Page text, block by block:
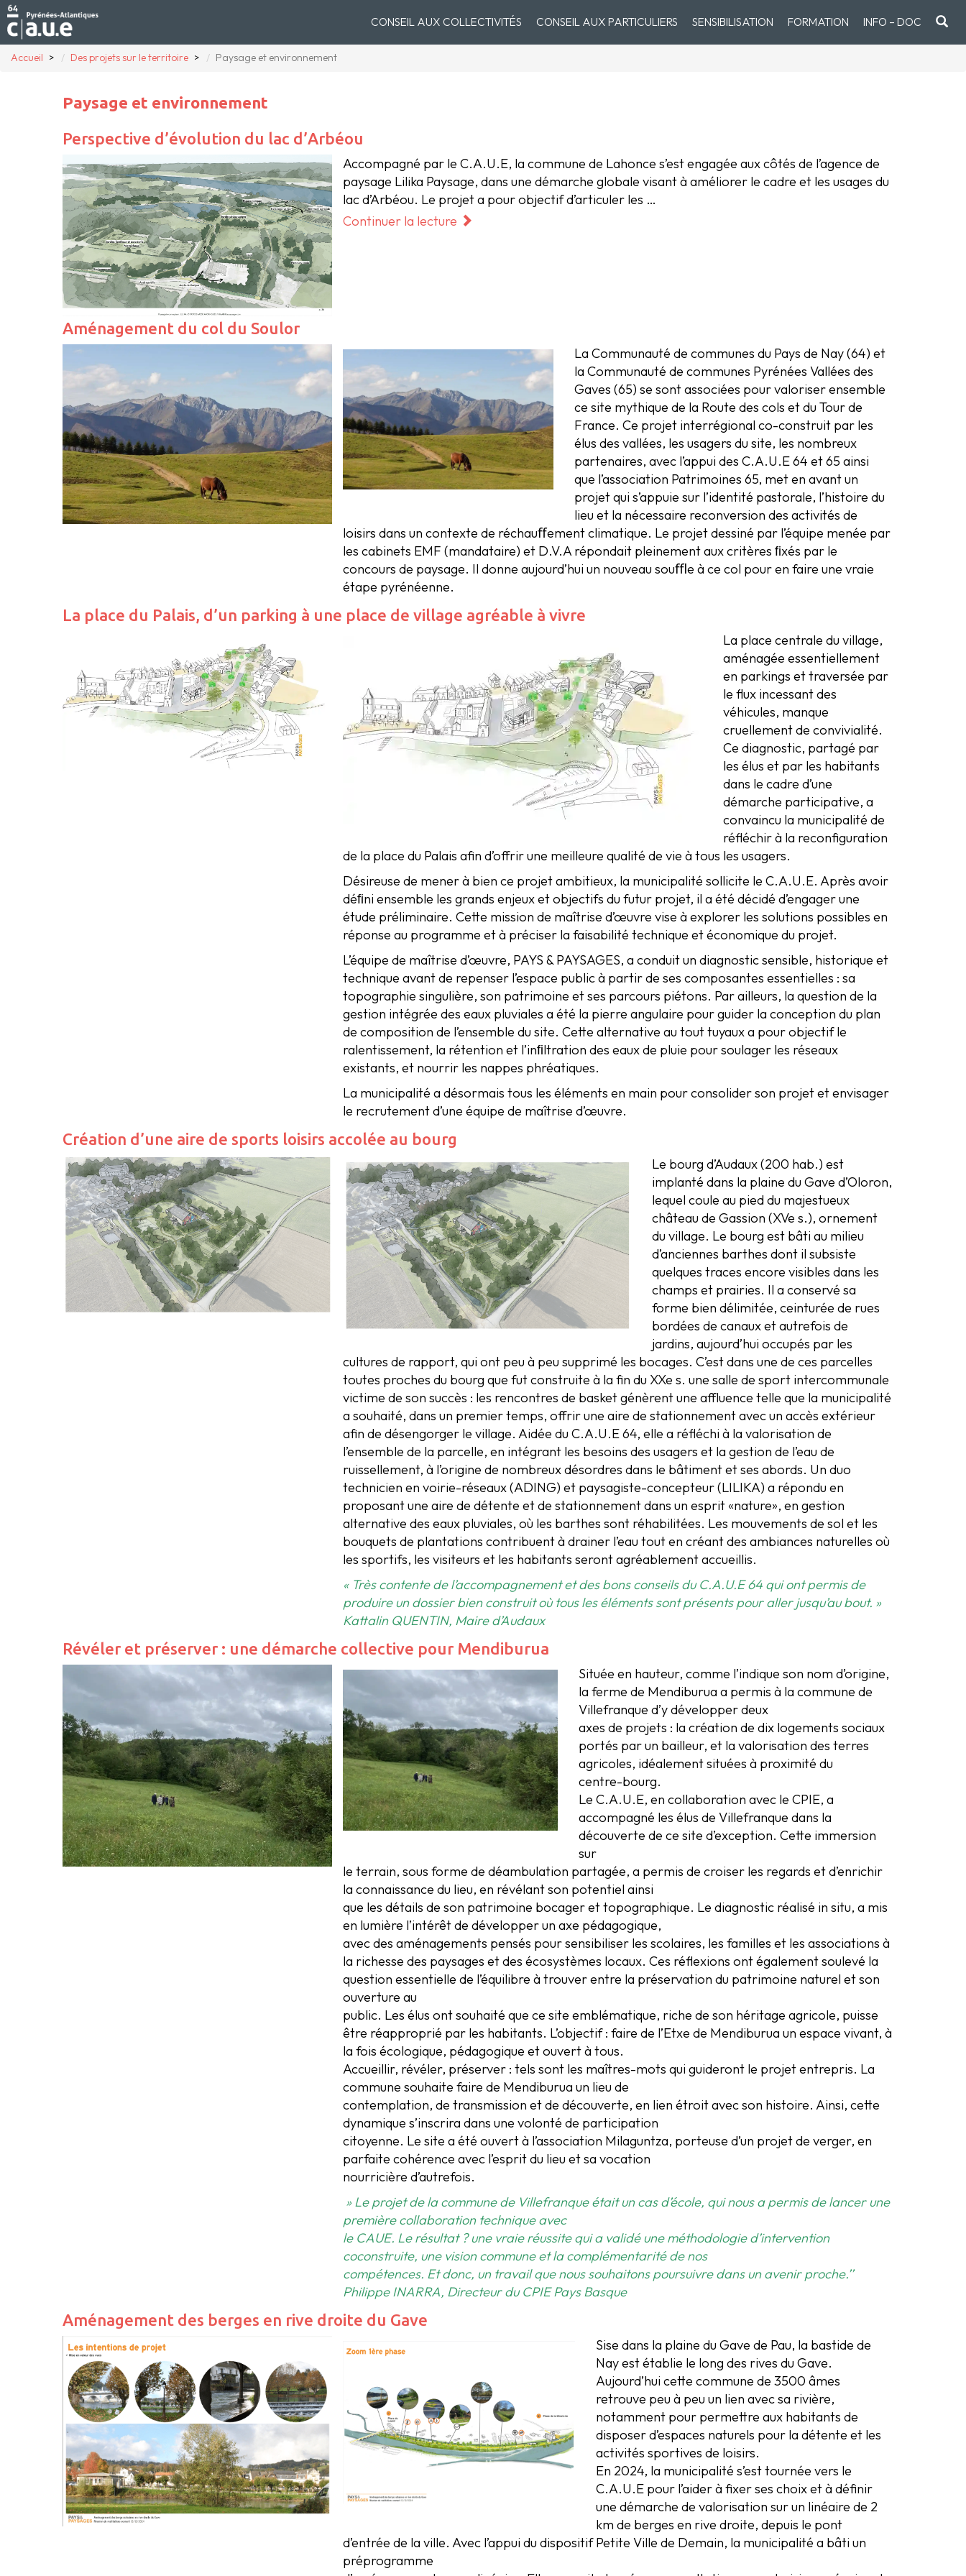
CONSEIL AUX COLLECTIVITÉS CONSEIL AUX PARTICULIERS SENSIBILISATION FORMATION INFO – DOC
Accueil Des projets sur le territoire Paysage et environnement
Paysage et environnement
Perspective d’évolution du lac d’Arbéou
Accompagné par le C.A.U.E, la commune de Lahonce s’est engagée aux côtés de l’agence de
paysage Lilika Paysage, dans une démarche globale visant à améliorer le cadre et les usages du
lac d’Arbéou. Le projet a pour objectif d’articuler les …
Continuer la lecture
Aménagement du col du Soulor
La Communauté de communes du Pays de Nay (64) et
la Communauté de communes Pyrénées Vallées des
Gaves (65) se sont associées pour valoriser ensemble
ce site mythique de la Route des cols et du Tour de
France. Ce projet interrégional co-construit par les
élus des vallées, les usagers du site, les nombreux
partenaires, avec l’appui des C.A.U.E 64 et 65 ainsi
que l’association Patrimoines 65, met en avant un
projet qui s’appuie sur l’identité pastorale, l’histoire du
lieu et la nécessaire reconversion des activités de
loisirs dans un contexte de réchauﬀement climatique. Le projet dessiné par l’équipe menée par
les cabinets EMF (mandataire) et D.V.A répondait pleinement aux critères ﬁxés par le
concours de paysage. Il donne aujourd’hui un nouveau souﬄe à ce col pour en faire une vraie
étape pyrénéenne.
La place du Palais, d’un parking à une place de village agréable à vivre
La place centrale du village,
aménagée essentiellement
en parkings et traversée par
le flux incessant des
véhicules, manque
cruellement de convivialité.
Ce diagnostic, partagé par
les élus et par les habitants
dans le cadre d’une
démarche participative, a
convaincu la municipalité de
réfléchir à la reconfiguration
de la place du Palais afin d’offrir une meilleure qualité de vie à tous les usagers.
Désireuse de mener à bien ce projet ambitieux, la municipalité sollicite le C.A.U.E. Après avoir
déﬁni ensemble les grands enjeux et objectifs du futur projet, il a été décidé d’engager une
étude préliminaire. Cette mission de maîtrise d’œuvre vise à explorer les solutions possibles en
réponse au programme et à préciser la faisabilité technique et économique du projet.
L’équipe de maîtrise d’œuvre, PAYS & PAYSAGES, a conduit un diagnostic sensible, historique et
technique avant de repenser l’espace public à partir de ses composantes essentielles : sa
topographie singulière, son patrimoine et ses parcours piétons. Par ailleurs, la question de la
gestion intégrée des eaux pluviales a été la pierre angulaire pour guider la conception du plan
de composition de l’ensemble du site. Cette alternative au tout tuyaux a pour objectif le
ralentissement, la rétention et l’inﬁltration des eaux de pluie pour soulager les réseaux
existants, et nourrir les nappes phréatiques.
La municipalité a désormais tous les éléments en main pour consolider son projet et envisager
le recrutement d’une équipe de maîtrise d’œuvre.
Création d’une aire de sports loisirs accolée au bourg
Le bourg d’Audaux (200 hab.) est
implanté dans la plaine du Gave d’Oloron,
lequel coule au pied du majestueux
château de Gassion (XVe s.), ornement
du village. Le bourg est bâti au milieu
d’anciennes barthes dont il subsiste
quelques traces encore visibles dans les
champs et prairies. Il a conservé sa
forme bien délimitée, ceinturée de rues
bordées de canaux et autrefois de
jardins, aujourd’hui occupés par les
cultures de rapport, qui ont peu à peu supprimé les bocages. C’est dans une de ces parcelles
toutes proches du bourg que fut construite à la fin du XXe s. une salle de sport intercommunale
victime de son succès : les rencontres de basket génèrent une affluence telle que la municipalité
a souhaité, dans un premier temps, offrir une aire de stationnement avec un accès extérieur
afin de désengorger le village. Aidée du C.A.U.E 64, elle a réfléchi à la valorisation de
l’ensemble de la parcelle, en intégrant les besoins des usagers et la gestion de l’eau de
ruissellement, à l’origine de nombreux désordres dans le bâtiment et ses abords. Un duo
technicien en voirie-réseaux (ADING) et paysagiste-concepteur (LILIKA) a répondu en
proposant une aire de détente et de stationnement dans un esprit «nature», en gestion
alternative des eaux pluviales, où les barthes sont réhabilitées. Les mouvements de sol et les
bouquets de plantations contribuent à drainer l’eau tout en créant des ambiances naturelles où
les sportifs, les visiteurs et les habitants seront agréablement accueillis.
« Très contente de l’accompagnement et des bons conseils du C.A.U.E 64 qui ont permis de
produire un dossier bien construit où tous les éléments sont présents pour aller jusqu’au bout. »
Kattalin QUENTIN, Maire d’Audaux
Révéler et préserver : une démarche collective pour Mendiburua
Située en hauteur, comme l’indique son nom d’origine,
la ferme de Mendiburua a permis à la commune de
Villefranque d’y développer deux
axes de projets : la création de dix logements sociaux
portés par un bailleur, et la valorisation des terres
agricoles, idéalement situées à proximité du
centre-bourg.
Le C.A.U.E, en collaboration avec le CPIE, a
accompagné les élus de Villefranque dans la
découverte de ce site d’exception. Cette immersion
sur
le terrain, sous forme de déambulation partagée, a permis de croiser les regards et d’enrichir
la connaissance du lieu, en révélant son potentiel ainsi
que les détails de son patrimoine bocager et topographique. Le diagnostic réalisé in situ, a mis
en lumière l’intérêt de développer un axe pédagogique,
avec des aménagements pensés pour sensibiliser les scolaires, les familles et les associations à
la richesse des paysages et des écosystèmes locaux. Ces réflexions ont également soulevé la
question essentielle de l’équilibre à trouver entre la préservation du patrimoine naturel et son
ouverture au
public. Les élus ont souhaité que ce site emblématique, riche de son héritage agricole, puisse
être réapproprié par les habitants. L’objectif : faire de l’Etxe de Mendiburua un espace vivant, à
la fois écologique, pédagogique et ouvert à tous.
Accueillir, révéler, préserver : tels sont les maîtres-mots qui guideront le projet entrepris. La
commune souhaite faire de Mendiburua un lieu de
contemplation, de transmission et de découverte, en lien étroit avec son histoire. Ainsi, cette
dynamique s’inscrira dans une volonté de participation
citoyenne. Le site a été ouvert à l’association Milaguntza, porteuse d’un projet de verger, en
parfaite cohérence avec l’esprit du lieu et sa vocation
nourricière d’autrefois.
» Le projet de la commune de Villefranque était un cas d’école, qui nous a permis de lancer une
première collaboration technique avec
le CAUE. Le résultat ? une vraie réussite qui a validé une méthodologie d’intervention
coconstruite, une vision commune et la complémentarité de nos
compétences. Et donc, un travail que nous souhaitons poursuivre dans un avenir proche.’’
Philippe INARRA, Directeur du CPIE Pays Basque
Aménagement des berges en rive droite du Gave
Sise dans la plaine du Gave de Pau, la bastide de
Nay est établie le long des rives du Gave.
Aujourd’hui cette commune de 3500 âmes
retrouve peu à peu un lien avec sa rivière,
notamment pour permettre aux habitants de
disposer d’espaces naturels pour la détente et les
activités sportives de loisirs.
En 2024, la municipalité s’est tournée vers le
C.A.U.E pour l’aider à fixer ses choix et à définir
une démarche de valorisation sur un linéaire de 2
km de berges en rive droite, depuis le pont
d’entrée de la ville. Avec l’appui du dispositif Petite Ville de Demain, la municipalité a bâti un
préprogramme